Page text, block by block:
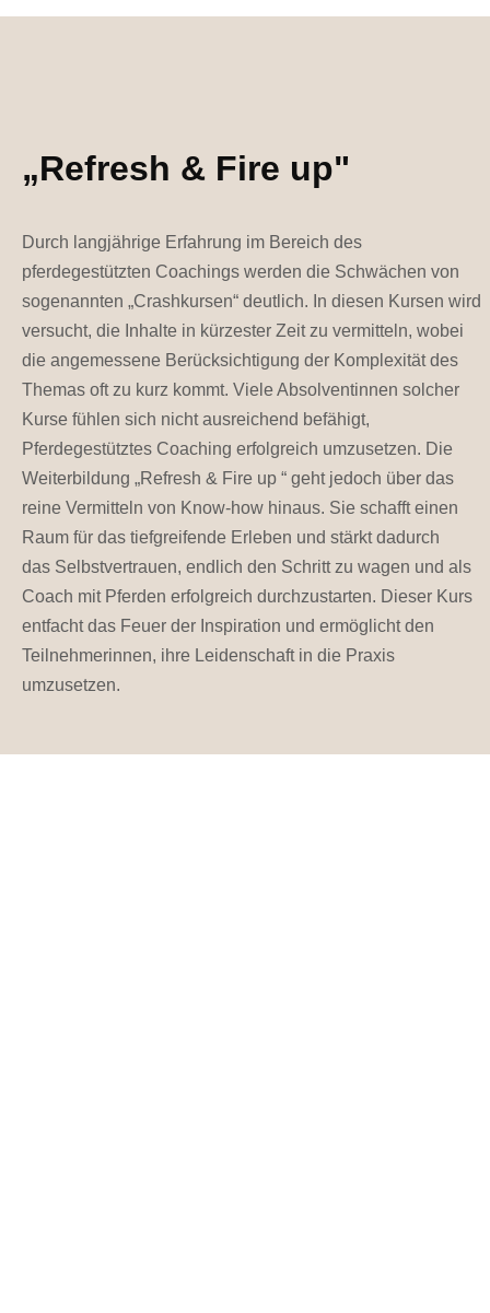
„Refresh & Fire up"
Durch langjährige Erfahrung im Bereich des
pferdegestützten Coachings werden die Schwächen von
sogenannten „Crashkursen“ deutlich. In diesen Kursen wird
versucht, die Inhalte in kürzester Zeit zu vermitteln, wobei
die angemessene Berücksichtigung der Komplexität des
Themas oft zu kurz kommt. Viele Absolventinnen solcher
Kurse fühlen sich nicht ausreichend befähigt,
Pferdegestütztes Coaching erfolgreich umzusetzen. Die
Weiterbildung „Refresh & Fire up “ geht jedoch über das
reine Vermitteln von Know-how hinaus. Sie schafft einen
Raum für das tiefgreifende Erleben und stärkt dadurch
das Selbstvertrauen, endlich den Schritt zu wagen und als
Coach mit Pferden erfolgreich durchzustarten. Dieser Kurs
entfacht das Feuer der Inspiration und ermöglicht den
Teilnehmerinnen, ihre Leidenschaft in die Praxis
umzusetzen.